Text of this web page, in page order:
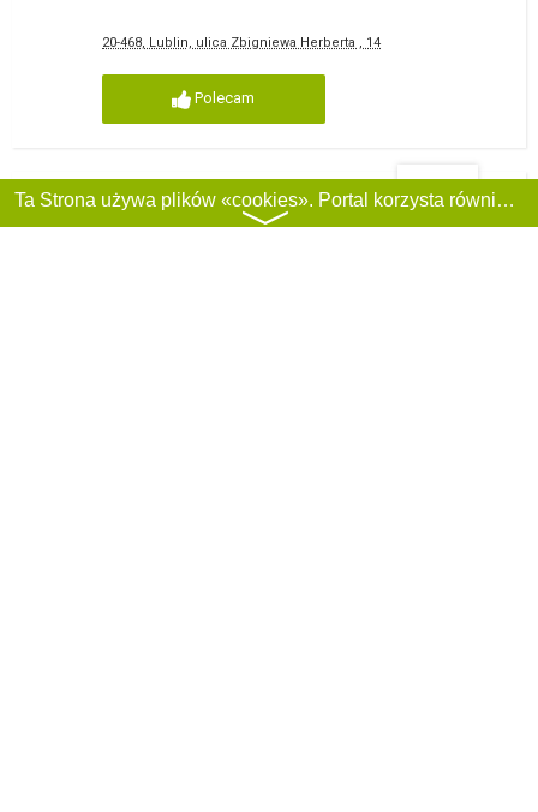
20-468, Lublin, ulica Zbigniewa Herberta , 14
Polecam
SZKOŁA TAŃCA ZAMEK ANETA I ŁUKASZ PAWLAK
Filtry
Ta Strona używa plików «cookies». Portal korzysta również z serwisu internetowego do zbierania danych technicznych o odwiedzających w celu uzyskania informacji marketingowych i statystycznych. Warunki przetwarzania danych odwiedzających Stronę, patrz:
〉